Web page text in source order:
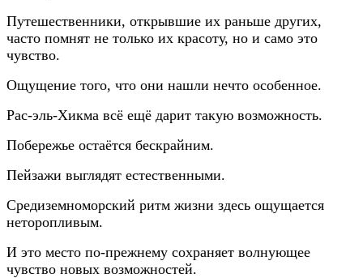
Путешественники, открывшие их раньше других,
часто помнят не только их красоту, но и само это
чувство.
Ощущение того, что они нашли нечто особенное.
Рас-эль-Хикма всё ещё дарит такую возможность.
Побережье остаётся бескрайним.
Пейзажи выглядят естественными.
Средиземноморский ритм жизни здесь ощущается
неторопливым.
И это место по-прежнему сохраняет волнующее
чувство новых возможностей.